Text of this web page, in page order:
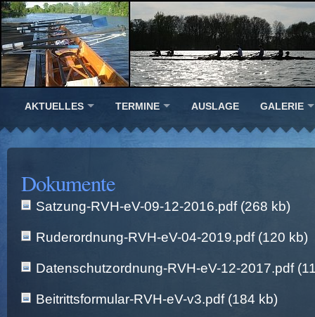
AKTUELLES TERMINE AUSLAGE GALERIE
Dokumente
Satzung-RVH-eV-09-12-2016.pdf (268 kb)
Ruderordnung-RVH-eV-04-2019.pdf (120 kb)
Datenschutzordnung-RVH-eV-12-2017.pdf
Beitrittsformular-RVH-eV-v3.pdf (184 kb)